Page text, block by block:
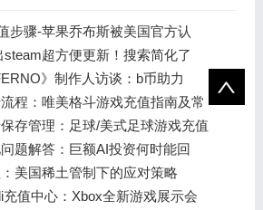
步骤-苹果乔布斯被美国官方认
纪念币上
steam超方便更新！搜索简化了
》制作人访谈：b币助力
程：唯美格斗游戏充值指南及常
存管理：足球/美式足球游戏充值
题解答：巨额AI投资何时能回
年美国稀土管制下的应对策略
充值中心：Xbox全新游戏展示会